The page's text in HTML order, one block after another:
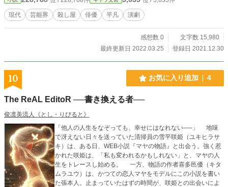
織の視点》や《他の登場人物の視点》で進行する場面もあり
ます。 ❹今作品中で語られる《芸能界の全容》や《アイドル
と女優との比較など》等は全てフィクション(および業界仮想)
の執筆と公開を心掛けますが、執筆や公開できない日もある
かもしれませんが、宜しくお願い致します。 ※ただ今、作者
現代 芸能界 殺し屋 俳優 平凡 演劇
感想数 0
文字数 15,980
最終更新日 2022.03.25
登録日 2021.12.30
10 お気に入り追加 4
The ReAL EditoR ──書き換える者──
俊凛美流人《とし・りびると》
「他人の人生をなぞっても、幸せにはなれない──」 地味
で冴えない日々を送っていた清掃員の雪平咲姫（ユキヒラサ
キ）は、ある日、WEB小説『マヤの物語』と出会う。強く惹
かれた咲姫は、「私も変われるかもしれない」と、マヤの人
生をトレースし始める。 一方、物語の作者喜多邑優（キタ
ムラユウ）は、かつての恋人マヤをモデルにこの小説を書い
た張本人。止まっていたはずの時間が、咲姫との出会いによ